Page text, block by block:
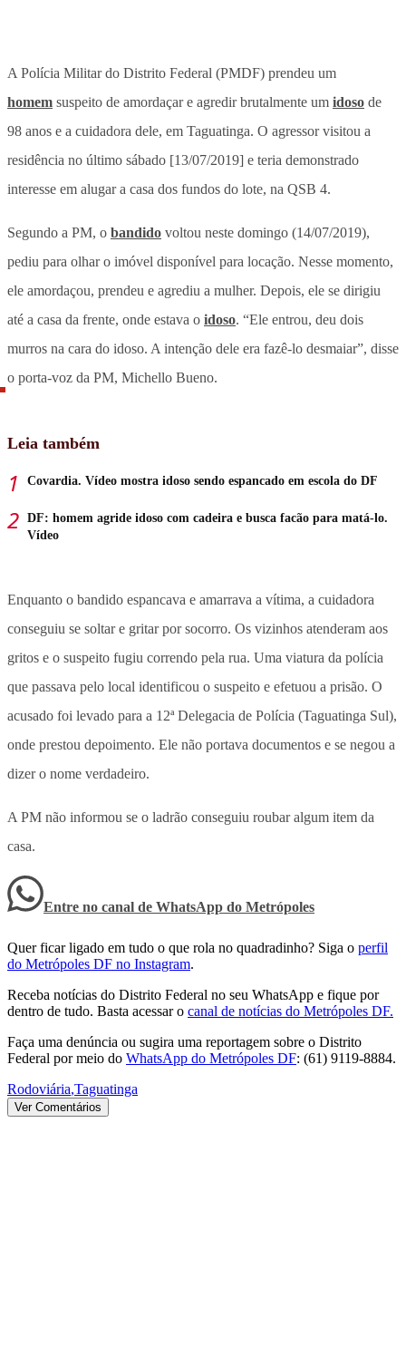
A Polícia Militar do Distrito Federal (PMDF) prendeu um
homem suspeito de amordaçar e agredir brutalmente um idoso de
98 anos e a cuidadora dele, em Taguatinga. O agressor visitou a
residência no último sábado [13/07/2019] e teria demonstrado
interesse em alugar a casa dos fundos do lote, na QSB 4.
Segundo a PM, o bandido voltou neste domingo (14/07/2019),
pediu para olhar o imóvel disponível para locação. Nesse momento,
ele amordaçou, prendeu e agrediu a mulher. Depois, ele se dirigiu
até a casa da frente, onde estava o idoso. “Ele entrou, deu dois
murros na cara do idoso. A intenção dele era fazê-lo desmaiar”, disse
o porta-voz da PM, Michello Bueno.
Leia também
Covardia. Vídeo mostra idoso sendo espancado em escola do DF
DF: homem agride idoso com cadeira e busca facão para matá-lo.
Vídeo
Enquanto o bandido espancava e amarrava a vítima, a cuidadora
conseguiu se soltar e gritar por socorro. Os vizinhos atenderam aos
gritos e o suspeito fugiu correndo pela rua. Uma viatura da polícia
que passava pelo local identificou o suspeito e efetuou a prisão. O
acusado foi levado para a 12ª Delegacia de Polícia (Taguatinga Sul),
onde prestou depoimento. Ele não portava documentos e se negou a
dizer o nome verdadeiro.
A PM não informou se o ladrão conseguiu roubar algum item da
casa.
Entre no canal de WhatsApp do Metrópoles
Quer ficar ligado em tudo o que rola no quadradinho? Siga o perfil
do Metrópoles DF no Instagram.
Receba notícias do Distrito Federal no seu WhatsApp e fique por
dentro de tudo. Basta acessar o canal de notícias do Metrópoles DF.
Faça uma denúncia ou sugira uma reportagem sobre o Distrito
Federal por meio do WhatsApp do Metrópoles DF: (61) 9119-8884.
Rodoviária,Taguatinga
Ver Comentários